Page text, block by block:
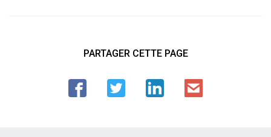
PARTAGER CETTE PAGE